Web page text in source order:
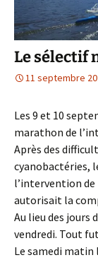
Le sélectif
11 septembre
Les 9 et 10
marathon de
Après des
cyanobactéries,
l’intervention
autorisait la
Au lieu des jours
vendredi. Tout
Le samedi